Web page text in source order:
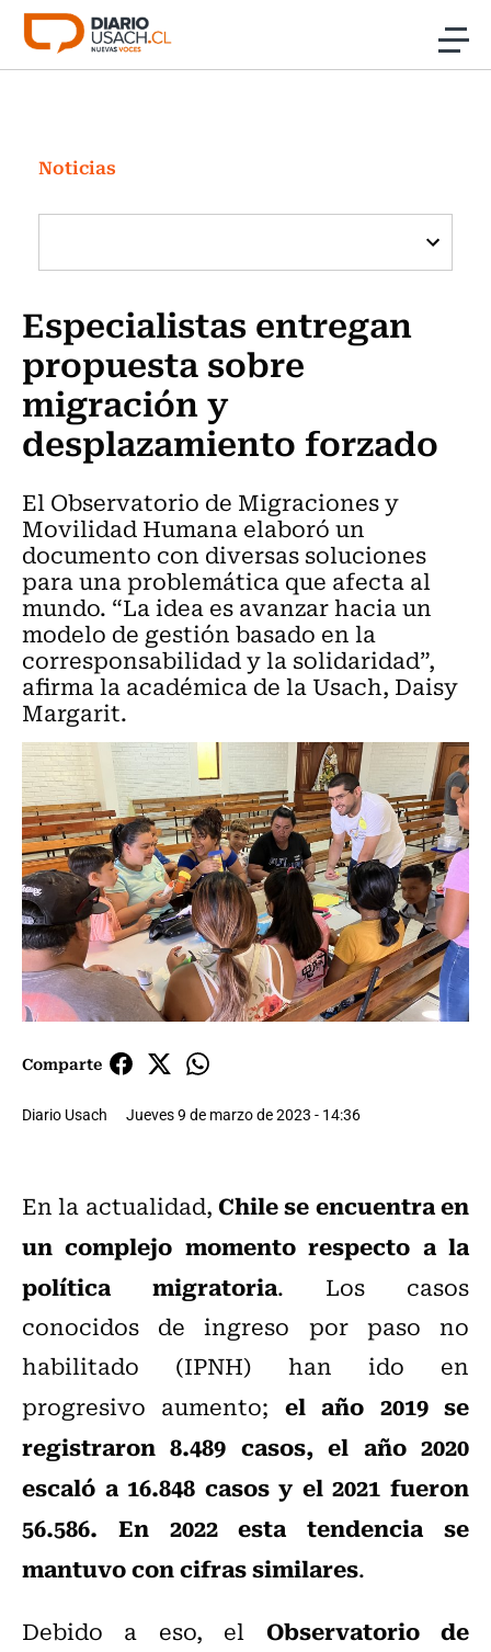
Click acá para ir directamente al contenido
Investigación
Cultura
Programas Radio y TV Usach
Noticias
Especialistas entregan
propuesta sobre
migración y
desplazamiento forzado
El Observatorio de Migraciones y
Movilidad Humana elaboró un
documento con diversas soluciones
para una problemática que afecta al
mundo. “La idea es avanzar hacia un
modelo de gestión basado en la
corresponsabilidad y la solidaridad”,
afirma la académica de la Usach, Daisy
Margarit.
Comparte
Diario Usach Jueves 9 de marzo de 2023 - 14:36
En la actualidad,Chile se encuentra en
un complejo momento respecto a la
política migratoria. Los casos
conocidos de ingreso por paso no
habilitado (IPNH) han ido en
progresivo aumento; el año 2019 se
registraron 8.489 casos, el año 2020
escaló a 16.848 casos y el 2021 fueron
56.586. En 2022 esta tendencia se
mantuvo con cifras similares.
Debido a eso, el Observatorio de